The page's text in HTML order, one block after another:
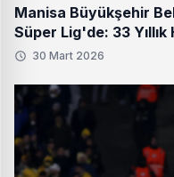
Manisa Büyükşehir
Süper Lig'de: 33
30 Mart 2026